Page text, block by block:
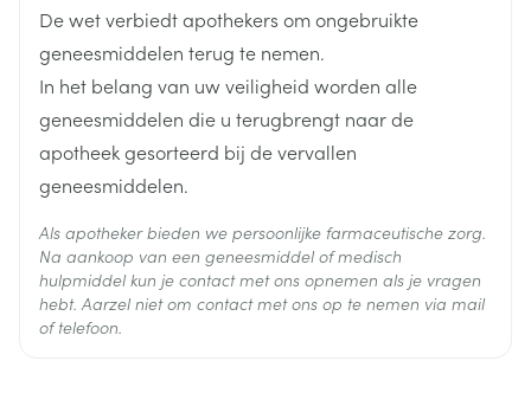
Actieve
Ingrediënten
torasemide
Behoud Kamertemperatuur (15°C - 25°C)
De wet verbiedt apothekers om ongebruikte
geneesmiddelen terug te nemen.
In het belang van uw veiligheid worden alle
geneesmiddelen die u terugbrengt naar de
apotheek gesorteerd bij de vervallen
geneesmiddelen.
Als apotheker bieden we persoonlijke farmaceutische zorg.
Na aankoop van een geneesmiddel of medisch
hulpmiddel kun je contact met ons opnemen als je vragen
hebt. Aarzel niet om contact met ons op te nemen via mail
of telefoon.